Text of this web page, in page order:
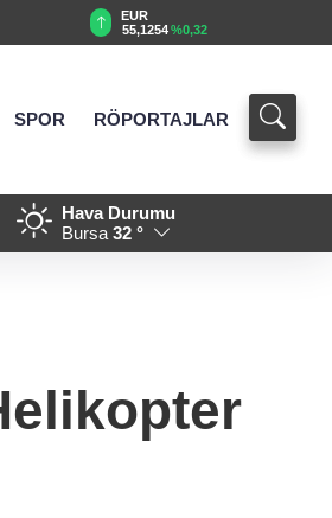
GBP
64,3468 %0,38
SPOR RÖPORTAJLAR
21:01 - 688 milyon TL
Hava Durumu
Bursa 32 °